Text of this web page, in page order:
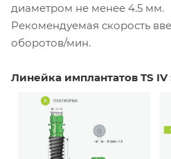
диаметром не менее 4.5 мм.
Рекомендуемая скорость
оборотов/мин.
Линейка имплантатов TS IV